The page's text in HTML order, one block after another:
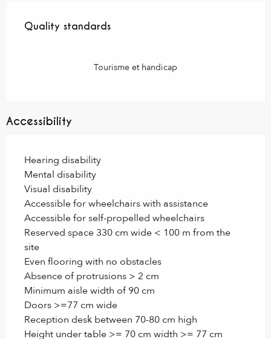
Quality standards
Quality standards
Tourisme et handicap
Accessibility
Hearing disability
Mental disability
Visual disability
Accessible for wheelchairs with assistance
Accessible for self-propelled wheelchairs
Reserved space 330 cm wide < 100 m from the
site
Even flooring with no obstacles
Absence of protrusions > 2 cm
Minimum aisle width of 90 cm
Doors >=77 cm wide
Reception desk between 70-80 cm high
Height under table >= 70 cm width >= 77 cm